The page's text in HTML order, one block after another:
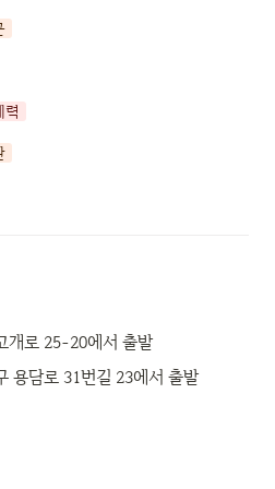
력
개로 25-20에서 출발
용담로 31번길 23에서 출발